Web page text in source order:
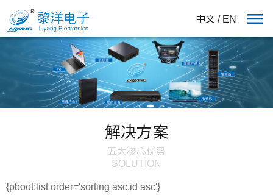
中文 / EN
解决方案
五大核心优势
SOLUTION
{pboot:list order='sorting asc,id asc'}